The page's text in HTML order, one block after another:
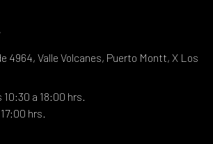
4964, Valle Volcanes, Puerto Montt, X Los
10:30 a 18:00 hrs.
hrs.